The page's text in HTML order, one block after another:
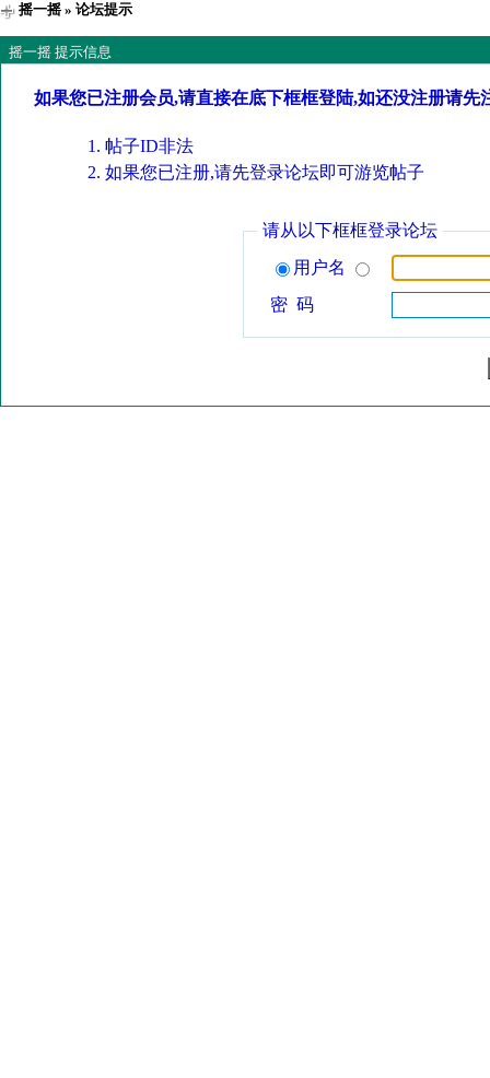
摇一摇» 论坛提示
摇一摇 提示信息
如果您已注册会员,请直接在底下框框登陆,如还没注册请先
帖子ID非法
如果您已注册,请先登录论坛即可游览帖子
请从以下框框登录论坛
用户名
密 码